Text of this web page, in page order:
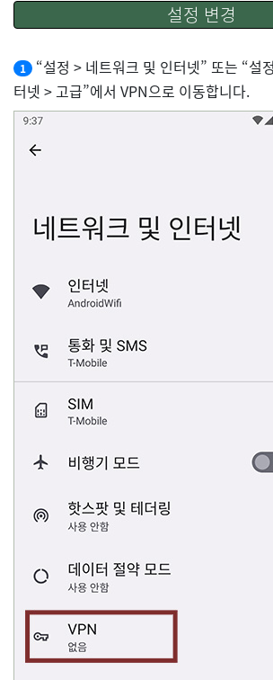
설정 변경
1
“설정 > 네트워크 및 인터넷” 또는 “설
터넷 > 고급”에서 VPN으로 이동합니다.